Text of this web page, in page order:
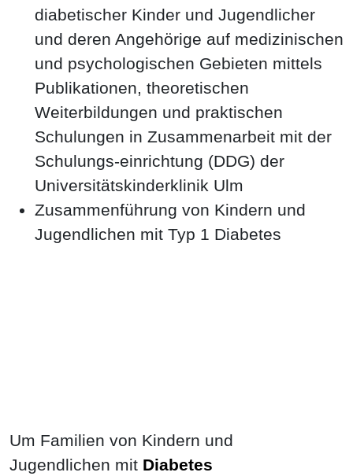
diabetischer Kinder und Jugendlicher
und deren Angehörige auf medizinischen
und psychologischen Gebieten mittels
Publikationen, theoretischen
Weiterbildungen und praktischen
Schulungen in Zusammenarbeit mit der
Schulungs-einrichtung (DDG) der
Universitätskinderklinik Ulm
Zusammenführung von Kindern und
Jugendlichen mit Typ 1 Diabetes
Um Familien von Kindern und
Jugendlichen mit Diabetes